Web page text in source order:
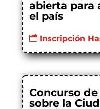
abierta para
el país
Inscripción
Concurso
sobre la